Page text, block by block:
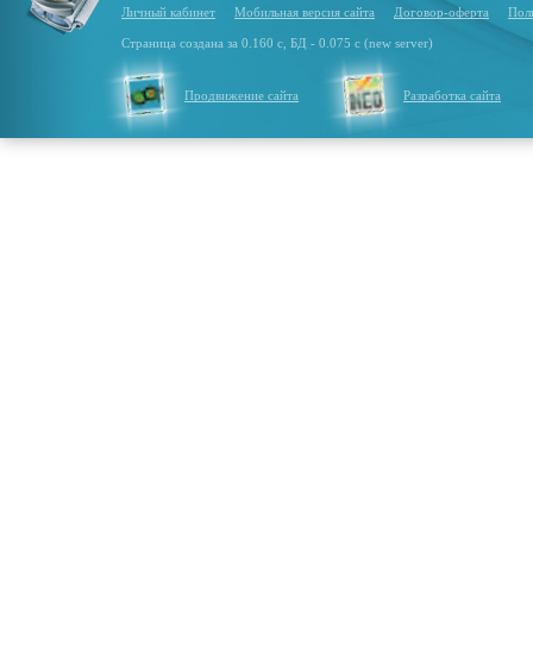
Личный кабинет Мобильная версия сайта Договор-оферта
Страница создана за 0.160 с, БД - 0.075 с (new server)
Продвижение сайта Разработка сайта